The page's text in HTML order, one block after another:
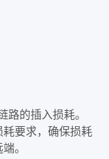
的插入损耗。
要求，确保损耗
。